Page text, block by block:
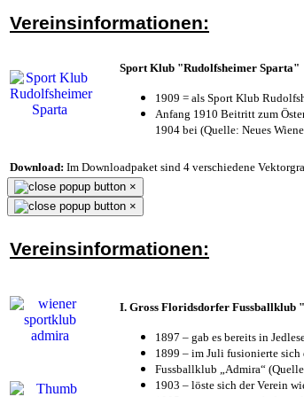
Vereinsinformationen:
Sport Klub "Rudolfsheimer Sparta"
1909 = als Sport Klub
Anfang 1910 Beitritt zum
1904 bei (Quelle: Neues
Download: Im Downloadpaket sind 4 verschiedene
×
×
Vereinsinformationen:
I. Gross Floridsdorfer Fussballklub
1897 – gab es bereits in
1899 – im Juli fusionierte sich
Fussballklub „Admira“
1903 – löste sich der Verein